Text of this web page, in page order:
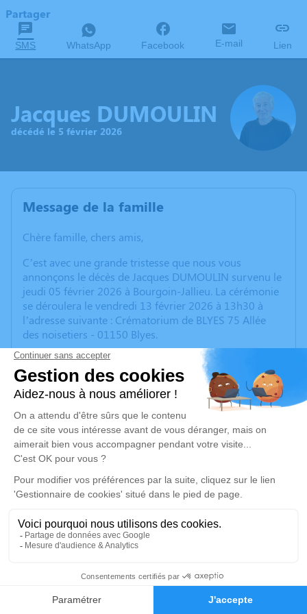
Faire-part Hommages
Partager
SMS WhatsApp Facebook E-mail Lien
Jacques DUMOULIN
décédé le 5 février 2026
Message de la famille
Chère famille, chers amis,
C’est avec une grande tristesse que nous vous
annonçons le décès de Jacques DUMOULIN survenu le
jeudi 05 février 2026 à Bourgoin-Jallieu. La cérémonie
se déroulera le vendredi 13 février 2026 à 13h30 à
l’adresse suivante : Crématorium de BLYES 75 Allée
des noisetiers - 01150 Blyes.
En souvenir de la vie de Jacques, nous vous invitons à
célébrer son parcours, après la cérémonie, à Moras
(38460), dans la salle communale, derrière l'église.
Nous vous invitons à utiliser cet espace pour laisser
vos condoléances, partager des photos souvenirs, une
anecdote ou exprimer vos pensées à travers des
poèmes ou des textes. Cet endroit est un lieu
DUMOULIN.
Je rends hommage
vendredi 13 février 2026 à 13h30
Crématorium de BLYES 75 Allée des noisetiers